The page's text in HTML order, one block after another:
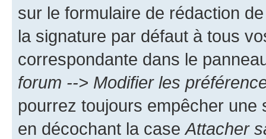
sur le formulaire de rédaction
la signature par défaut à tous
correspondante dans le
forum --> Modifier les
pourrez toujours empêcher une
en décochant la case Attacher